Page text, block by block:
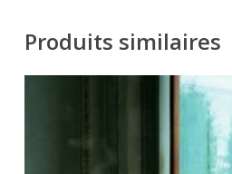
Produits similaires